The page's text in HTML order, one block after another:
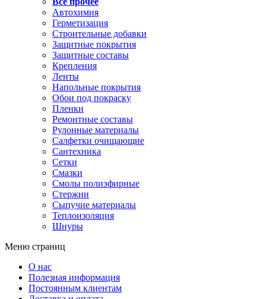
Автохимия
Герметизация
Строительные добавки
Защитные покрытия
Защитные составы
Крепления
Ленты
Напольные покрытия
Обои под покраску
Пленки
Ремонтные составы
Рулонные материалы
Салфетки очищающие
Сантехника
Сетки
Смазки
Смолы полиэфирные
Стержни
Сыпучие материалы
Теплоизоляция
Шнуры
Меню страниц
О нас
Полезная информация
Постоянным клиентам